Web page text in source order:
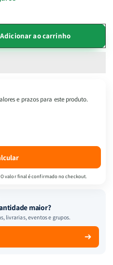
Adicionar ao carrinho
e prazos para este produto.
valor final é confirmado no checkout.
maior?
livrarias, eventos e grupos.